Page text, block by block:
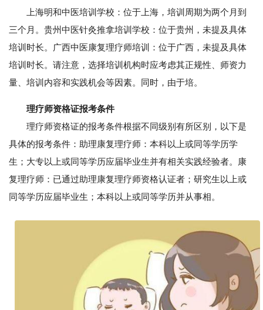
上海明和中医培训学校：位于上海，培训周期为两个月到
三个月。贵州中医针灸推拿培训学校：位于贵州，未提及具体
培训时长。广西中医康复理疗师培训：位于广西，未提及具体
培训时长。请注意，选择培训机构时应考虑其正规性、师资力
量、培训内容和实践机会等因素。同时，由于培。
理疗师资格证报考条件
理疗师资格证的报考条件根据不同级别有所区别，以下是
具体的报考条件：助理康复理疗师：本科以上或同等学历学
生；大专以上或同等学历应届毕业生并有相关实践经验者。康
复理疗师：已通过助理康复理疗师资格认证者；研究生以上或
同等学历应届毕业生；本科以上或同等学历并从事相。